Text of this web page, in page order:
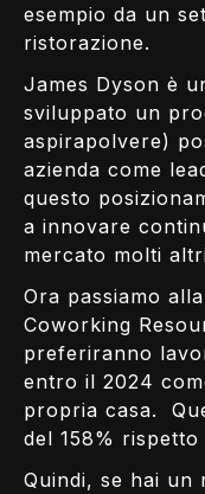
esempio da un
ristorazione.
James Dyson è
sviluppato un
aspirapolvere)
azienda come
questo
a innovare
mercato molti
Ora passiamo
Coworking
preferiranno
entro il 2024
propria casa.
del 158% rispetto
Quindi, se hai un